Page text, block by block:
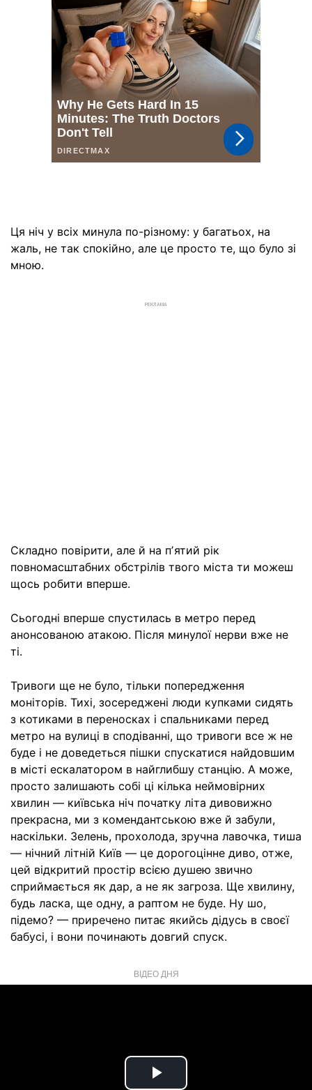
Ця ніч у всіх минула по-різному: у багатьох, на
жаль, не так спокійно, але це просто те, що було зі
мною.
РЕКЛАМА
Складно повірити, але й на пʼятий рік
повномасштабних обстрілів твого міста ти можеш
щось робити вперше.
Сьогодні вперше спустилась в метро перед
анонсованою атакою. Після минулої нерви вже не
ті.
Тривоги ще не було, тільки попередження
моніторів. Тихі, зосереджені люди купками сидять
з котиками в переносках і спальниками перед
метро на вулиці в сподіванні, що тривоги все ж не
буде і не доведеться пішки спускатися найдовшим
в місті ескалатором в найглибшу станцію. А може,
просто залишають собі ці кілька неймовірних
хвилин — київська ніч початку літа дивовижно
прекрасна, ми з комендантською вже й забули,
наскільки. Зелень, прохолода, зручна лавочка, тиша
— нічний літній Київ — це дорогоцінне диво, отже,
цей відкритий простір всією душею звично
сприймається як дар, а не як загроза. Ще хвилину,
будь ласка, ще одну, а раптом не буде. Ну шо,
підемо? — приречено питає якийсь дідусь в своєї
бабусі, і вони починають довгий спуск.
ВІДЕО ДНЯ